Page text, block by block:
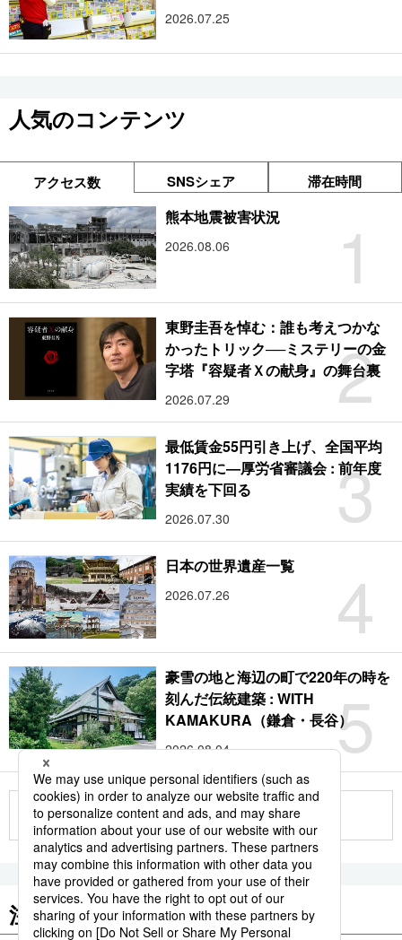
2026.07.25
人気のコンテンツ
アクセス数 SNSシェア 滞在時間
1
熊本地震被害状況
2026.08.06
2
東野圭吾を悼む：誰も考えつかな
かったトリック──ミステリーの金
字塔『容疑者Ｘの献身』の舞台裏
2026.07.29
3
最低賃金55円引き上げ、全国平均
1176円に―厚労省審議会 : 前年度
実績を下回る
2026.07.30
4
日本の世界遺産一覧
2026.07.26
5
豪雪の地と海辺の町で220年の時を
刻んだ伝統建築 : WITH
KAMAKURA（鎌倉・長谷）
2026.08.04
もっと見る
注目のキーワード